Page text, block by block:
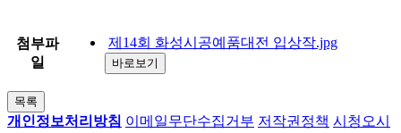
첨부파
일
제14회 화성시공예품대전 입상작.jpg
바로보기
목록
개인정보처리방침 이메일무단수집거부 저작권정책 시청오시